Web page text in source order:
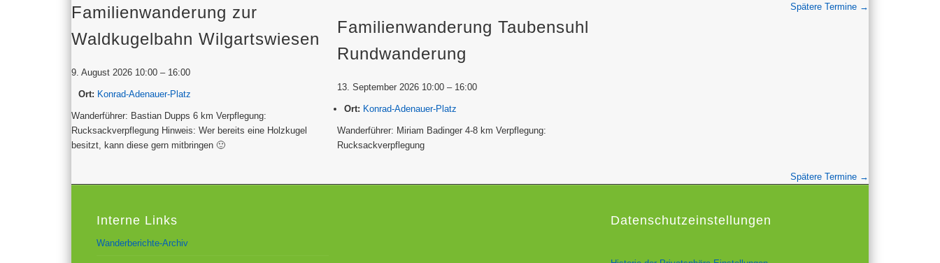
Spätere Termine →
Familienwanderung zur
Waldkugelbahn Wilgartswiesen
9. August 2026 10:00 – 16:00
Ort: Konrad-Adenauer-Platz
Wanderführer: Bastian Dupps 6 km Verpflegung:
Rucksackverpflegung Hinweis: Wer bereits eine Holzkugel
besitzt, kann diese gern mitbringen 🙂
Familienwanderung Taubensuhl
Rundwanderung
13. September 2026 10:00– 16:00
Ort: Konrad-Adenauer-Platz
Wanderführer: Miriam Badinger 4-8 km Verpflegung:
Rucksackverpflegung
Spätere Termine →
Interne Links
Wanderberichte-Archiv
Datenschutzeinstellungen